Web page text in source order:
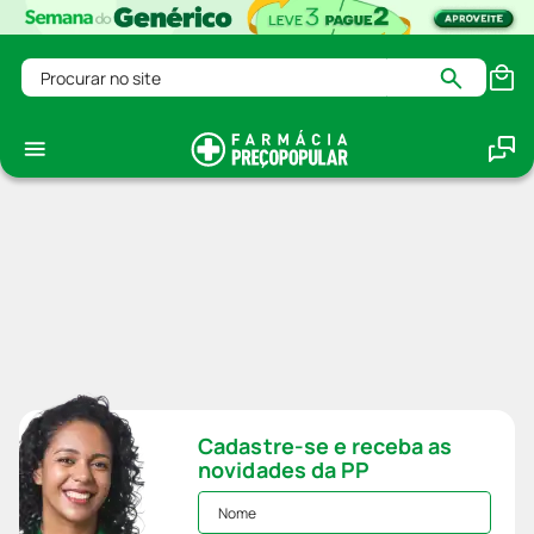
Procurar no site
Cadastre-se e receba as
novidades da PP